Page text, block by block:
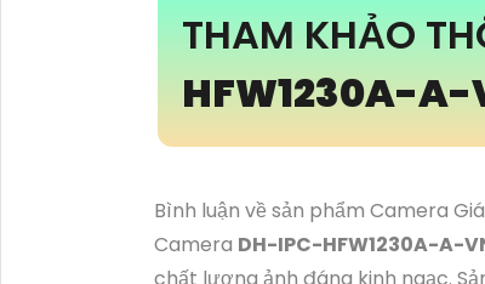
THAM KHẢO
HFW1230A-A-
Bình luận về sản phẩm Camera
Camera DH-IPC-HFW1230A-A-